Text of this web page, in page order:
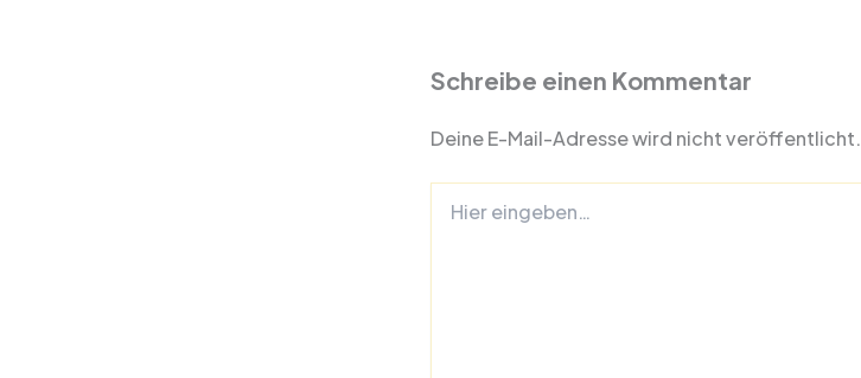
Schreibe einen Kommentar
Deine E-Mail-Adresse wird nicht veröffentlicht.
eingeben…